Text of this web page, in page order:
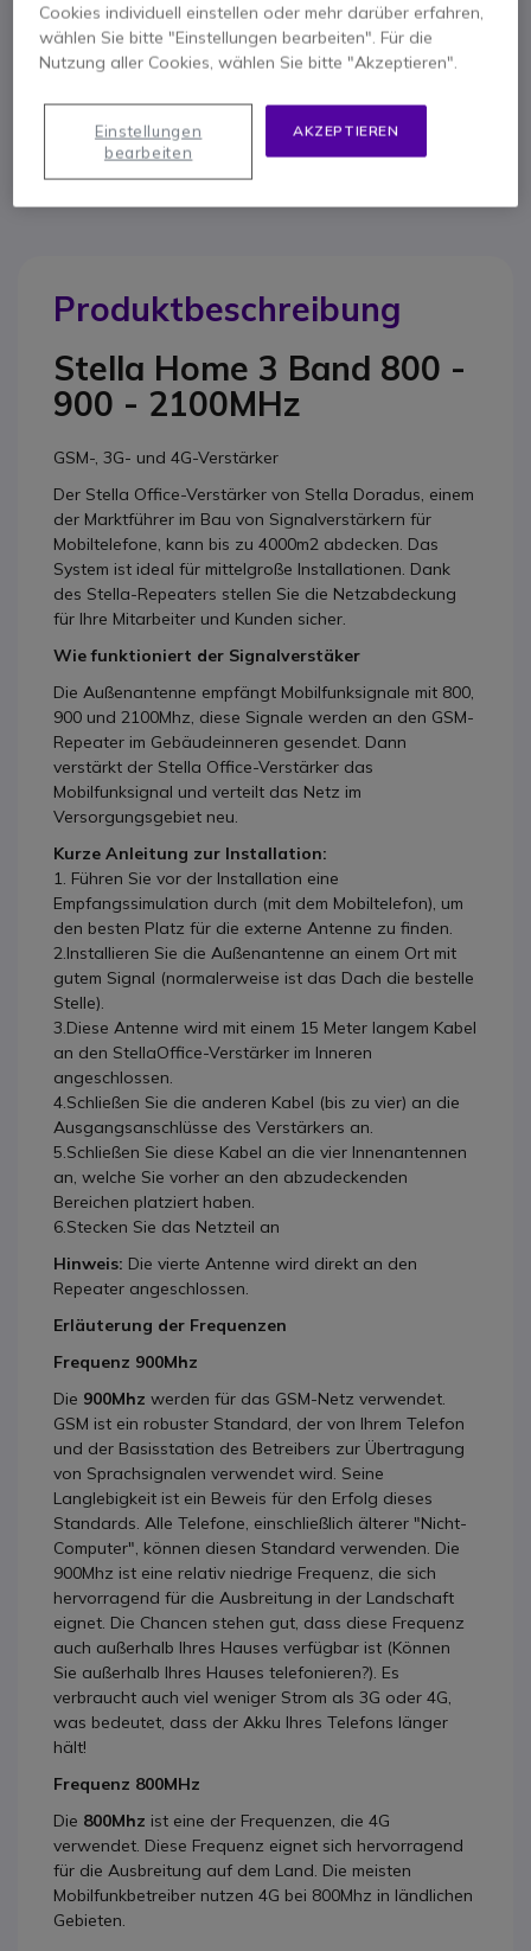
Ähnliche Produkte prüfen
Kontaktieren Sie uns -Kostenlos anrufen
+49 30 30807701
F.A.Q Live Chat
Produktbeschreibung
Stella Home 3 Band 800 -
900 - 2100MHz
GSM-, 3G- und 4G-Verstärker
Der Stella Office-Verstärker von Stella Doradus, einem
der Marktführer im Bau von Signalverstärkern für
Mobiltelefone, kann bis zu 4000m2 abdecken. Das
System ist ideal für mittelgroße Installationen. Dank
des Stella-Repeaters stellen Sie die Netzabdeckung
für Ihre Mitarbeiter und Kunden sicher.
Wie funktioniert der Signalverstäker
Die Außenantenne empfängt Mobilfunksignale mit 800,
900 und 2100Mhz, diese Signale werden an den GSM-
Repeater im Gebäudeinneren gesendet. Dann
verstärkt der Stella Office-Verstärker das
Mobilfunksignal und verteilt das Netz im
Versorgungsgebiet neu.
Kurze Anleitung zur Installation:
1. Führen Sie vor der Installation eine
Empfangssimulation durch (mit dem Mobiltelefon), um
den besten Platz für die externe Antenne zu finden.
2.Installieren Sie die Außenantenne an einem Ort mit
gutem Signal (normalerweise ist das Dach die bestelle
Stelle).
3.Diese Antenne wird mit einem 15 Meter langem Kabel
an den StellaOffice-Verstärker im Inneren
angeschlossen.
4.Schließen Sie die anderen Kabel (bis zu vier) an die
Ausgangsanschlüsse des Verstärkers an.
5.Schließen Sie diese Kabel an die vier Innenantennen
an, welche Sie vorher an den abzudeckenden
Bereichen platziert haben.
6.Stecken Sie das Netzteil an
Hinweis: Die vierte Antenne wird direkt an den
Repeater angeschlossen.
Erläuterung der Frequenzen
Frequenz 900Mhz
Die 900Mhz werden für das GSM-Netz verwendet.
GSM ist ein robuster Standard, der von Ihrem Telefon
und der Basisstation des Betreibers zur Übertragung
von Sprachsignalen verwendet wird. Seine
Langlebigkeit ist ein Beweis für den Erfolg dieses
Standards. Alle Telefone, einschließlich älterer "Nicht-
Computer", können diesen Standard verwenden. Die
900Mhz ist eine relativ niedrige Frequenz, die sich
hervorragend für die Ausbreitung in der Landschaft
eignet. Die Chancen stehen gut, dass diese Frequenz
auch außerhalb Ihres Hauses verfügbar ist (Können
Sie außerhalb Ihres Hauses telefonieren?). Es
verbraucht auch viel weniger Strom als 3G oder 4G,
was bedeutet, dass der Akku Ihres Telefons länger
hält!
Frequenz 800MHz
Die 800Mhz ist eine der Frequenzen, die 4G
verwendet. Diese Frequenz eignet sich hervorragend
für die Ausbreitung auf dem Land. Die meisten
Mobilfunkbetreiber nutzen 4G bei 800Mhz in ländlichen
Gebieten.
Cookies individuell einstellen oder mehr darüber erfahren,
wählen Sie bitte "Einstellungen bearbeiten". Für die
Nutzung aller Cookies, wählen Sie bitte "Akzeptieren".
AKZEPTIEREN
Einstellungen
bearbeiten